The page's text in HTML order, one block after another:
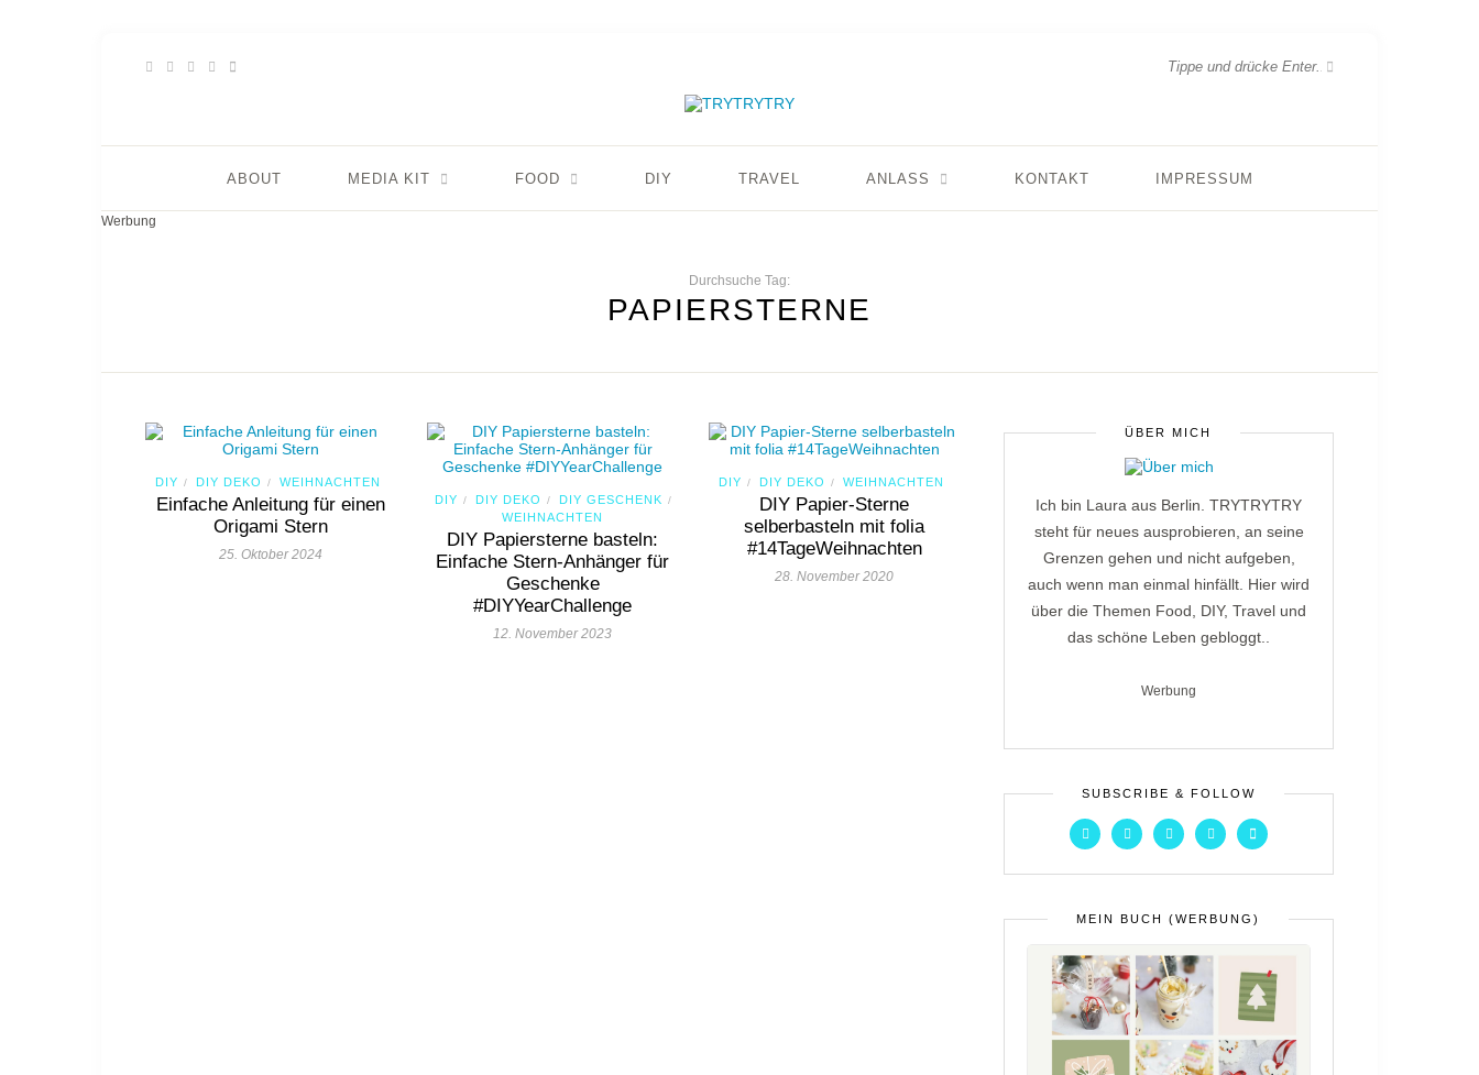
ABOUT MEDIA KIT FOOD DIY TRAVEL ANLASS KONTAKT IMPRESSUM
Werbung
Durchsuche Tag:
PAPIERSTERNE
DIY / DIY DEKO / WEIHNACHTEN
Einfache Anleitung für einen
Origami Stern
25. Oktober 2024
DIY / DIY DEKO / DIY GESCHENK /
WEIHNACHTEN
DIY Papiersterne basteln:
Einfache Stern-Anhänger für
Geschenke
#DIYYearChallenge
12. November 2023
DIY / DIY DEKO / WEIHNACHTEN
DIY Papier-Sterne
selberbasteln mit folia
#14TageWeihnachten
28. November 2020
ÜBER MICH
Ich bin Laura aus Berlin. TRYTRYTRY
steht für neues ausprobieren, an seine
Grenzen gehen und nicht aufgeben,
auch wenn man einmal hinfällt. Hier wird
über die Themen Food, DIY, Travel und
das schöne Leben gebloggt..
Werbung
SUBSCRIBE & FOLLOW
MEIN BUCH (WERBUNG)